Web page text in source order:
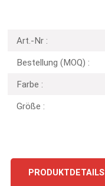
Art.-Nr :
Bestellung (MOQ) :
Farbe :
Größe :
PRODUKTDETAILS